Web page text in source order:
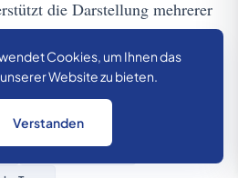
Cookies, um Ihnen das
Website zu bieten.
Verstanden
die Darstellung mehrerer
API Specification